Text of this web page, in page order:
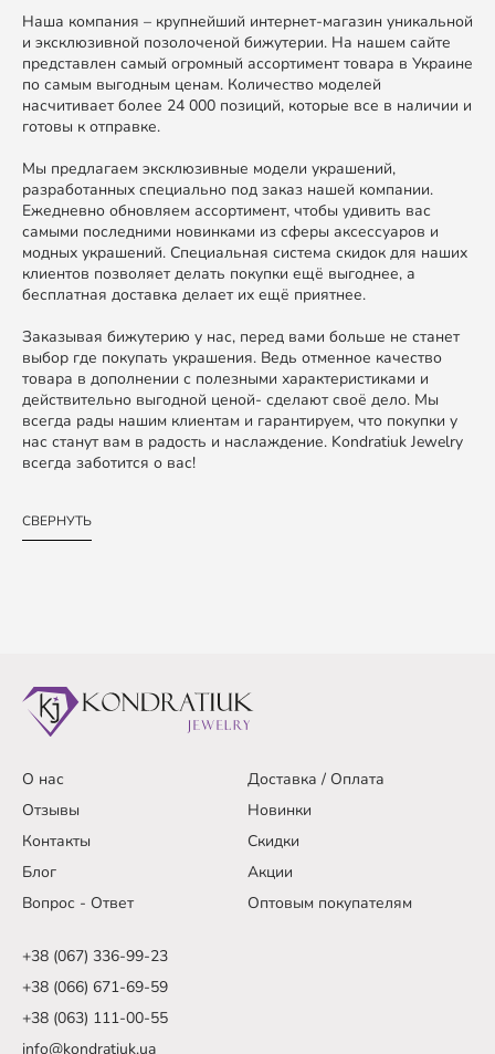
Наша компания – крупнейший интернет-магазин уникальной
и эксклюзивной позолоченой бижутерии. На нашем сайте
представлен самый огромный ассортимент товара в Украине
по самым выгодным ценам. Количество моделей
насчитивает более 24 000 позиций, которые все в наличии и
готовы к отправке.
Мы предлагаем эксклюзивные модели украшений,
разработанных специально под заказ нашей компании.
Ежедневно обновляем ассортимент, чтобы удивить вас
самыми последними новинками из сферы аксессуаров и
модных украшений. Специальная система скидок для наших
клиентов позволяет делать покупки ещё выгоднее, а
бесплатная доставка делает их ещё приятнее.
Заказывая бижутерию у нас, перед вами больше не станет
выбор где покупать украшения. Ведь отменное качество
товара в дополнении с полезными характеристиками и
действительно выгодной ценой- сделают своё дело. Мы
всегда рады нашим клиентам и гарантируем, что покупки у
нас станут вам в радость и наслаждение. Kondratiuk Jewelry
всегда заботится о вас!
СВЕРНУТЬ
О нас
Доставка / Оплата
Отзывы
Новинки
Контакты
Скидки
Блог
Акции
Вопрос - Ответ
Оптовым покупателям
+38 (067) 336-99-23
+38 (066) 671-69-59
+38 (063) 111-00-55
info@kondratiuk.ua